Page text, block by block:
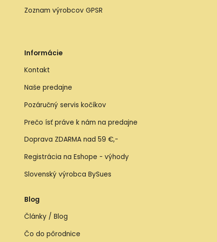
Zoznam výrobcov GPSR
Informácie
Kontakt
Naše predajne
Pozáručný servis kočíkov
Prečo ísť práve k nám na predajne
Doprava ZDARMA nad 59 €,-
Registrácia na Eshope - výhody
Slovenský výrobca BySues
Blog
Články / Blog
Čo do pôrodnice